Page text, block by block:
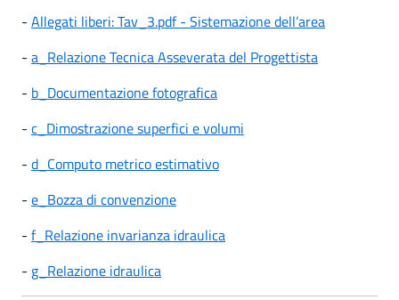
- Allegati liberi: Tav_3.pdf - Sistemazione dell’area
- a_Relazione Tecnica Asseverata del Progettista
- b_Documentazione fotografica
- c_Dimostrazione superfici e volumi
- d_Computo metrico estimativo
- e_Bozza di convenzione
- f_Relazione invarianza idraulica
- g_Relazione idraulica